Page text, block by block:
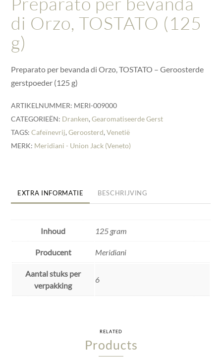
di Orzo, TOSTATO (125
g)
Preparato per bevanda di Orzo, TOSTATO – Geroosterde
gerstpoeder (125 g)
ARTIKELNUMMER: MERI-009000
CATEGORIEËN: Dranken,Gearomatiseerde Gerst
TAGS:Cafeïnevrij,Geroosterd,Venetië
MERK: Meridiani - Union Jack (Veneto)
EXTRA INFORMATIE BESCHRIJVING
Inhoud 125 gram
Producent Meridiani
Aantal stuks per
verpakking
6
RELATED
Products